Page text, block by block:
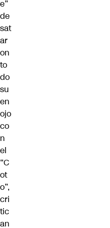
e”
de
sat
ar
on
to
do
su
en
ojo
co
n
el
“C
ot
o”,
cri
tic
an